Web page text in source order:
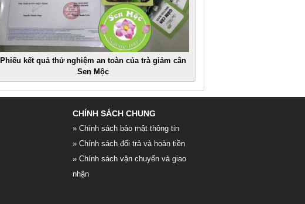
Phiếu kết quả thử nghiệm an toàn của trà giảm cân
Sen Mộc
CHÍNH SÁCH CHUNG
» Chính sách bảo mật thông tin
» Chính sách đổi trả và hoàn tiền
» Chính sách vận chuyển và giao
nhận